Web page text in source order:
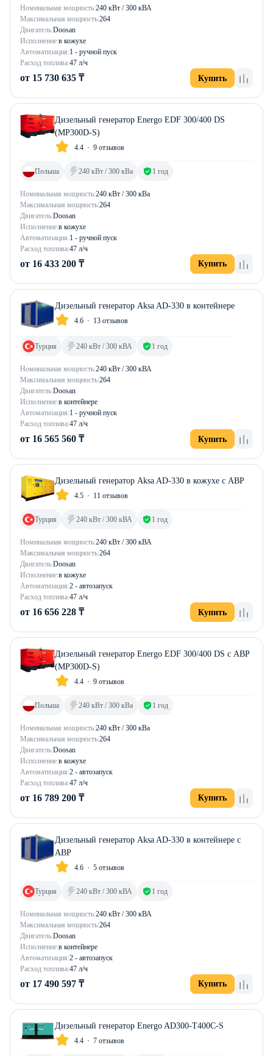
Номинальная мощность:240 кВт / 300 кВА
Максимальная мощность:264
Двигатель:Doosan
Исполнение:в кожухе
Автоматизация:1 - ручной пуск
Расход топлива:47 л/ч
от 15 730 635 ₸ Купить
Дизельный генератор Energo EDF 300/400 DS
(MP300D-S)
4.4 9 отзывов
Номинальная мощность:240 кВт / 300 кВа
Максимальная мощность:264
Двигатель:Doosan
Исполнение:в кожухе
Автоматизация:1 - ручной пуск
Расход топлива:47 л/ч
Польша 240 кВт / 300 кВа 1 год
от 16 433 200 ₸ Купить
Дизельный генератор Aksa AD-330 в контейнере
4.6 13 отзывов
Номинальная мощность:240 кВт / 300 кВА
Максимальная мощность:264
Двигатель:Doosan
Исполнение:в контейнере
Автоматизация:1 - ручной пуск
Расход топлива:47 л/ч
Турция 240 кВт / 300 кВА 1 год
от 16 565 560 ₸ Купить
Дизельный генератор Aksa AD-330 в кожухе с АВР
4.5 11 отзывов
Номинальная мощность:240 кВт / 300 кВА
Максимальная мощность:264
Двигатель:Doosan
Исполнение:в кожухе
Автоматизация:2 - автозапуск
Расход топлива:47 л/ч
Турция 240 кВт / 300 кВА 1 год
от 16 656 228 ₸ Купить
Дизельный генератор Energo EDF 300/400 DS с АВР
(MP300D-S)
4.4 9 отзывов
Номинальная мощность:240 кВт / 300 кВа
Максимальная мощность:264
Двигатель:Doosan
Исполнение:в кожухе
Автоматизация:2 - автозапуск
Расход топлива:47 л/ч
Польша 240 кВт / 300 кВа 1 год
от 16 789 200 ₸ Купить
Дизельный генератор Aksa AD-330 в контейнере с
АВР
4.6 5 отзывов
Номинальная мощность:240 кВт / 300 кВА
Максимальная мощность:264
Двигатель:Doosan
Исполнение:в контейнере
Автоматизация:2 - автозапуск
Расход топлива:47 л/ч
Турция 240 кВт / 300 кВА 1 год
от 17 490 597 ₸ Купить
Дизельный генератор Energo AD300-T400C-S
4.4 7 отзывов